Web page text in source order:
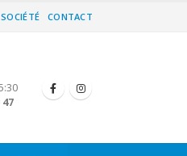
CONTACT